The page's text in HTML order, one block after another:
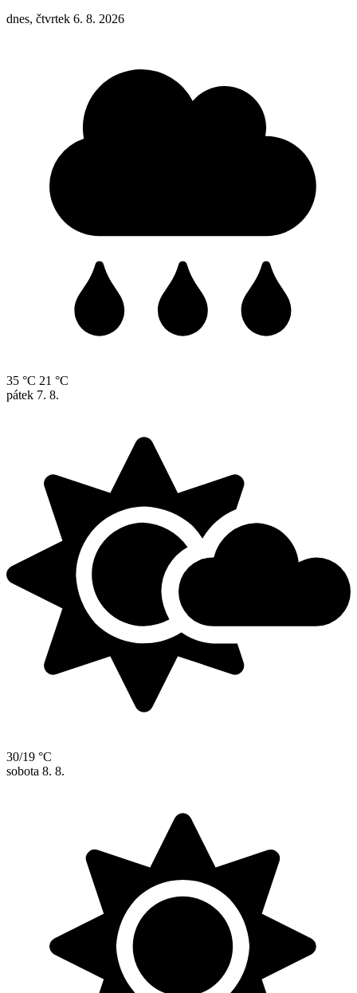
dnes, čtvrtek 6. 8. 2026
35 °C 21 °C
pátek 7. 8.
30/19 °C
sobota 8. 8.